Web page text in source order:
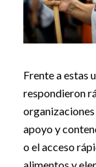
Frente a estas
respondieron
apoyo y
o el acceso